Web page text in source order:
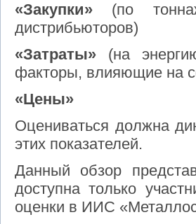
«Закупки» (по
дистрибьюторов)
«Затраты» (на
факторы, влияющие на
«Цены»
Оцениваться должна
этих показателей.
Данный обзор
доступна только
оценки в ИИС